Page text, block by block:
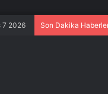
7 2026 Son Dakika